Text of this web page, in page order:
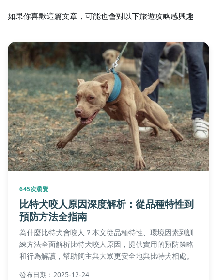
如果你喜歡這篇文章，可能也會對以下旅遊攻略感興趣
645次瀏覽
比特犬咬人原因深度解析：從品種特性到
預防方法全指南
為什麼比特犬會咬人？本文從品種特性、環境因素到訓
練方法全面解析比特犬咬人原因，提供實用的預防策略
和行為解讀，幫助飼主與大眾更安全地與比特犬相處。
發布日期：2025-12-24